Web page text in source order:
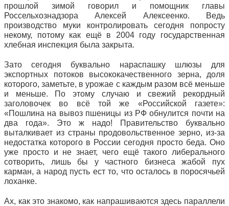
прошлой зимой говорил и помощник главы
Россельхознадзора Алексей Алексеенко. Ведь
производство муки контролировать сегодня попросту
некому, потому как ещё в 2004 году государственная
хлебная инспекция была закрыта.
Зато сегодня буквально нараспашку шлюзы для
экспортных потоков высококачественного зерна, доля
которого, заметьте, в урожае с каждым разом всё меньше
и меньше. По этому случаю и свежий рекордный
заголовочек во всё той же «Российской газете»:
«Пошлина на вывоз пшеницы из РФ обнулится почти на
два года». Это ж надо! Правительство буквально
выталкивает из страны продовольственное зерно, из-за
недостатка которого в России сегодня просто беда. Оно
уже просто и не знает, чего ещё такого либерального
сотворить, лишь бы у частного бизнеса жабой пух
карман, а народ пусть ест то, что осталось в поросячьей
лоханке.
Ах, как это знакомо, как напрашиваются здесь параллели